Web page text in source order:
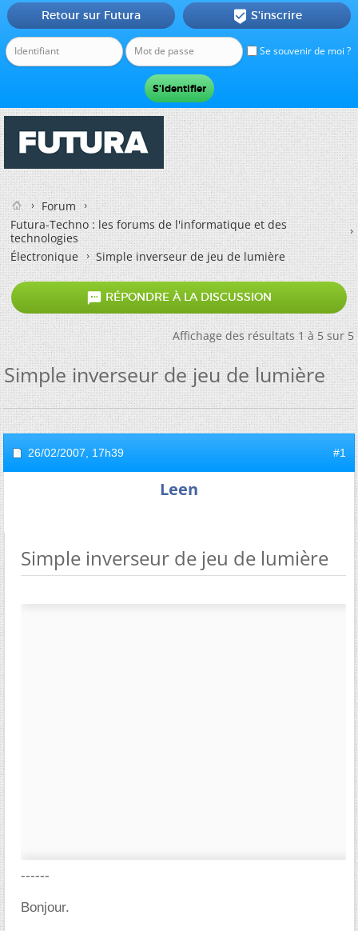
Se souvenir de moi ?
Retour sur Futura  S'inscrire
Forum
Futura-Techno : les forums de l'informatique et des
technologies
Électronique
Simple inverseur de jeu de lumière
 RÉPONDRE À LA DISCUSSION
Affichage des résultats 1 à 5 sur 5
Simple inverseur de jeu de lumière
26/02/2007, 17h39 #1
Leen
Simple inverseur de jeu de lumière
------
Bonjour.